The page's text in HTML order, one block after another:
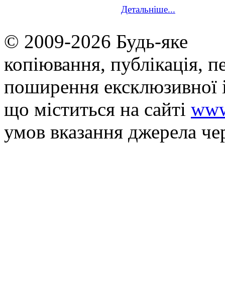
Детальніше...
© 2009-2026 Будь-яке
копiювання, публiкацiя,
поширення
що мiститься на сайті
умов вказання джерела